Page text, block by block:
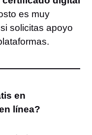
es muy
solicitas apoyo
en
línea?